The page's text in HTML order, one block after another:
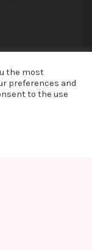
the most
preferences and
to the use